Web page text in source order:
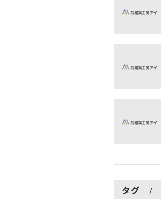
タグ